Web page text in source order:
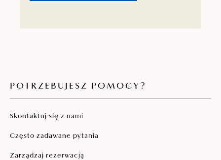
POTRZEBUJESZ POMOCY?
Skontaktuj się z nami
Często zadawane pytania
Zarządzaj rezerwacją